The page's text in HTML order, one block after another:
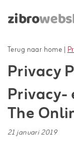
Terug naar home |
Privacy
Privacy-
The
21 januari 2019